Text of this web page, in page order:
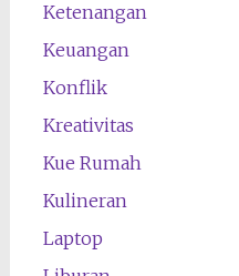
Ketenangan
Keuangan
Konflik
Kreativitas
Kue Rumah
Kulineran
Laptop